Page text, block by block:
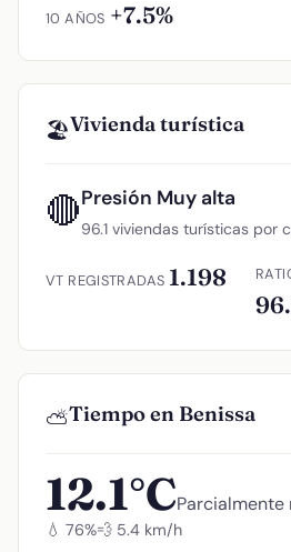
10 AÑOS +7.5%
🏖️Vivienda turística
🔴Presión Muy alta
96.1 viviendas turísticas por
VT REGISTRADAS 1.198
⛅Tiempo en Benissa
12.1°CParcialmente
💧 76%💨 5.4 km/h